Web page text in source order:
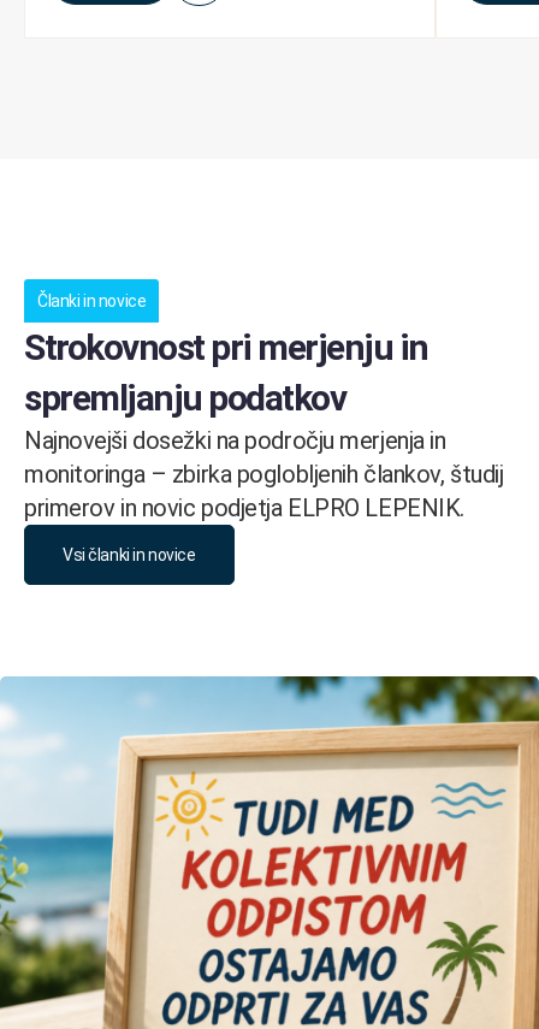
Članki in novice
Strokovnost pri merjenju in
spremljanju podatkov
Najnovejši dosežki na področju merjenja in
monitoringa – zbirka poglobljenih člankov, študij
primerov in novic podjetja ELPRO LEPENIK.
Vsi članki in novice